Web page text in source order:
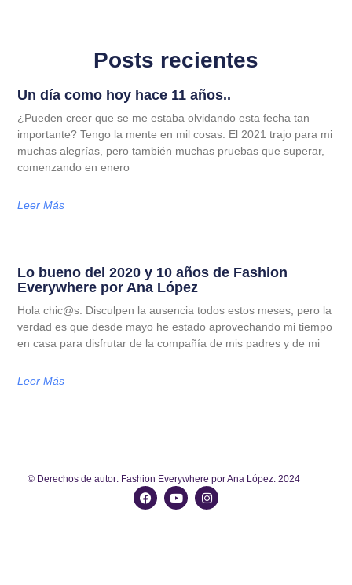
Posts recientes
Un día como hoy hace 11 años..
¿Pueden creer que se me estaba olvidando esta fecha tan
importante? Tengo la mente en mil cosas. El 2021 trajo para mi
muchas alegrías, pero también muchas pruebas que superar,
comenzando en enero
Leer Más
Lo bueno del 2020 y 10 años de Fashion
Everywhere por Ana López
Hola chic@s: Disculpen la ausencia todos estos meses, pero la
verdad es que desde mayo he estado aprovechando mi tiempo
en casa para disfrutar de la compañía de mis padres y de mi
Leer Más
© Derechos de autor: Fashion Everywhere por Ana López. 2024